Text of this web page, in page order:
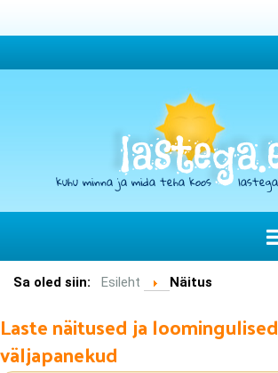
Sa oled siin: Esileht Näitus
Laste näitused ja loomingulised
väljapanekud